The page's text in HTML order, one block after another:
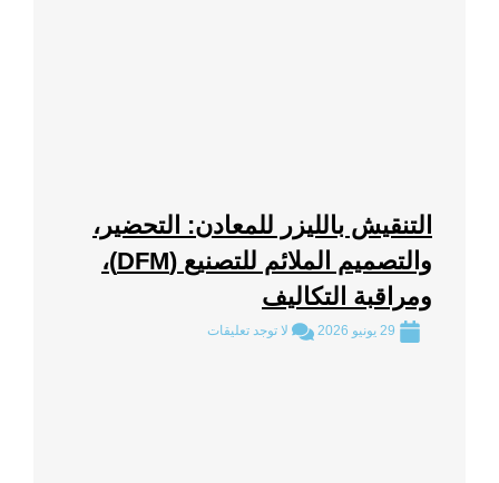
التنقيش بالليزر للمعادن: التحضير،
والتصميم الملائم للتصنيع (DFM)،
ومراقبة التكاليف
لا توجد تعليقات